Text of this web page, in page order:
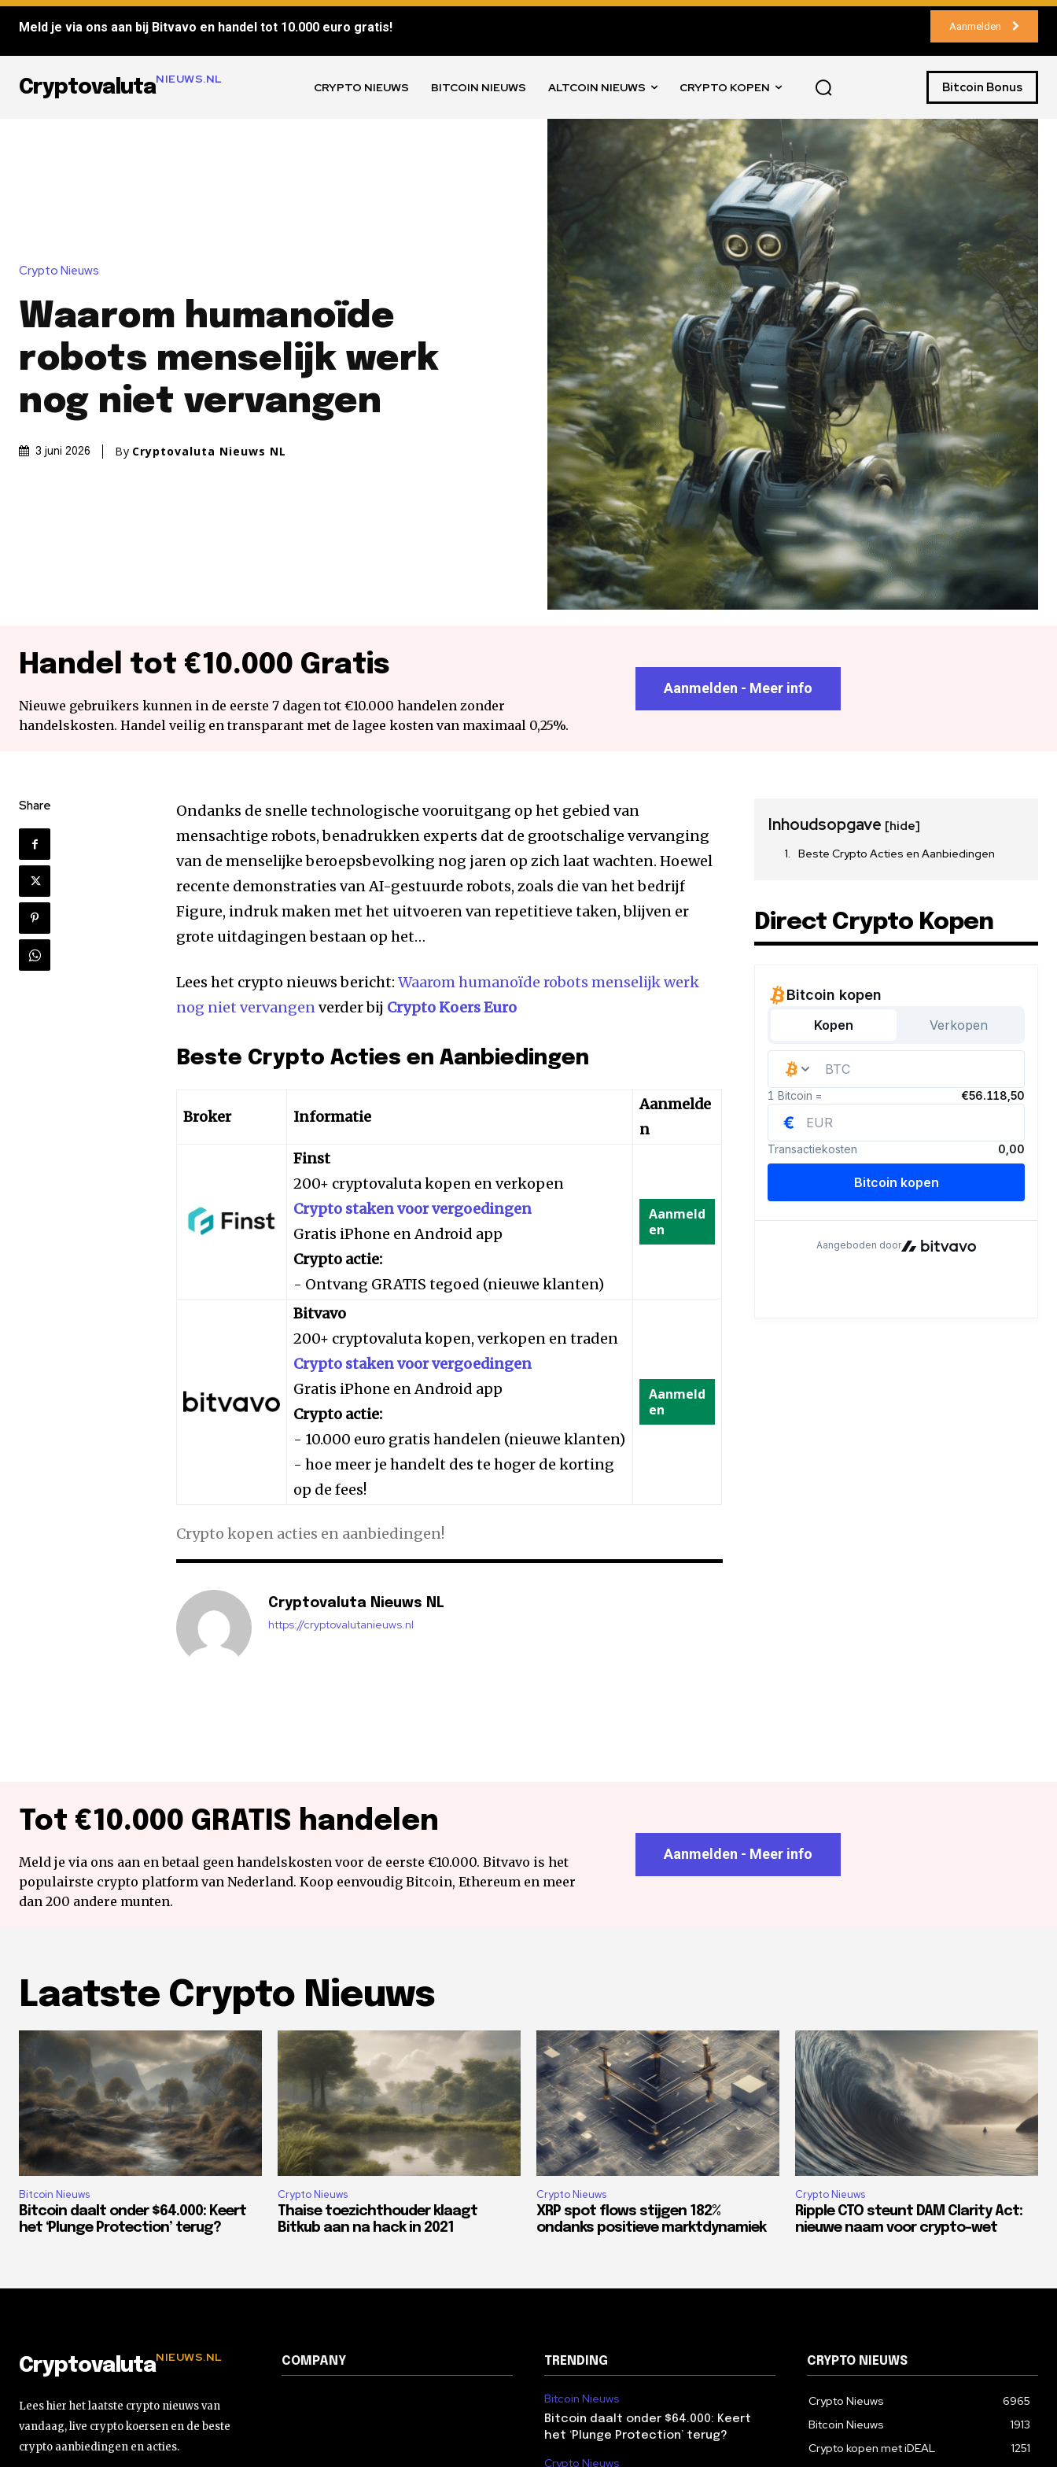
Meld je via ons aan bij Bitvavo en handel tot 10.000 euro gratis! Aanmelden
CryptovalutaNIEUWS.NL
CRYPTO NIEUWS BITCOIN NIEUWS ALTCOIN NIEUWS CRYPTO KOPEN Bitcoin Bonus
Crypto Nieuws
Waarom humanoïde
robots menselijk werk
nog niet vervangen
3 juni 2026 By Cryptovaluta Nieuws NL
Handel tot €10.000 Gratis
Nieuwe gebruikers kunnen in de eerste 7 dagen tot €10.000 handelen zonder
handelskosten. Handel veilig en transparant met de lagee kosten van maximaal 0,25%.
Aanmelden - Meer info
Share
Ondanks de snelle technologische vooruitgang op het gebied van
mensachtige robots, benadrukken experts dat de grootschalige vervanging
van de menselijke beroepsbevolking nog jaren op zich laat wachten. Hoewel
recente demonstraties van AI-gestuurde robots, zoals die van het bedrijf
Figure, indruk maken met het uitvoeren van repetitieve taken, blijven er
grote uitdagingen bestaan op het…
Lees het crypto nieuws bericht:Waarom humanoïde robots menselijk werk
nog niet vervangenverder bij Crypto Koers Euro
Beste Crypto Acties en Aanbiedingen
Broker Informatie
Aanmelde
n
Finst
200+ cryptovaluta kopen en verkopen
Crypto staken voor vergoedingen
Gratis iPhone en Android app
Crypto actie:
- Ontvang GRATIS tegoed (nieuwe klanten)
Aanmeld
en
Bitvavo
200+ cryptovaluta kopen, verkopen en traden
Crypto staken voor vergoedingen
Gratis iPhone en Android app
Crypto actie:
- 10.000 euro gratis handelen (nieuwe klanten)
- hoe meer je handelt des te hoger de korting
op de fees!
Aanmeld
en
Crypto kopen acties en aanbiedingen!
Cryptovaluta Nieuws NL
https://cryptovalutanieuws.nl
Inhoudsopgave [hide]
Beste Crypto Acties en Aanbiedingen
Direct Crypto Kopen
Tot €10.000 GRATIS handelen
Meld je via ons aan en betaal geen handelskosten voor de eerste €10.000. Bitvavo is het
populairste crypto platform van Nederland. Koop eenvoudig Bitcoin, Ethereum en meer
dan 200 andere munten.
Aanmelden - Meer info
Laatste Crypto Nieuws
Bitcoin Nieuws
Bitcoin daalt onder $64.000: Keert
het ‘Plunge Protection’ terug?
Crypto Nieuws
Thaise toezichthouder klaagt
Bitkub aan na hack in 2021
Crypto Nieuws
XRP spot flows stijgen 182%
ondanks positieve marktdynamiek
Crypto Nieuws
Ripple CTO steunt DAM Clarity Act:
nieuwe naam voor crypto-wet
CryptovalutaNIEUWS.NL
Lees hier het laatste crypto nieuws van
vandaag, live crypto koersen en de beste
crypto aanbiedingen en acties.
COMPANY TRENDING
Bitcoin Nieuws
Bitcoin daalt onder $64.000: Keert
het ‘Plunge Protection’ terug?
Crypto Nieuws
CRYPTO NIEUWS
Crypto Nieuws
6965
Bitcoin Nieuws
1913
Crypto kopen met iDEAL
1251